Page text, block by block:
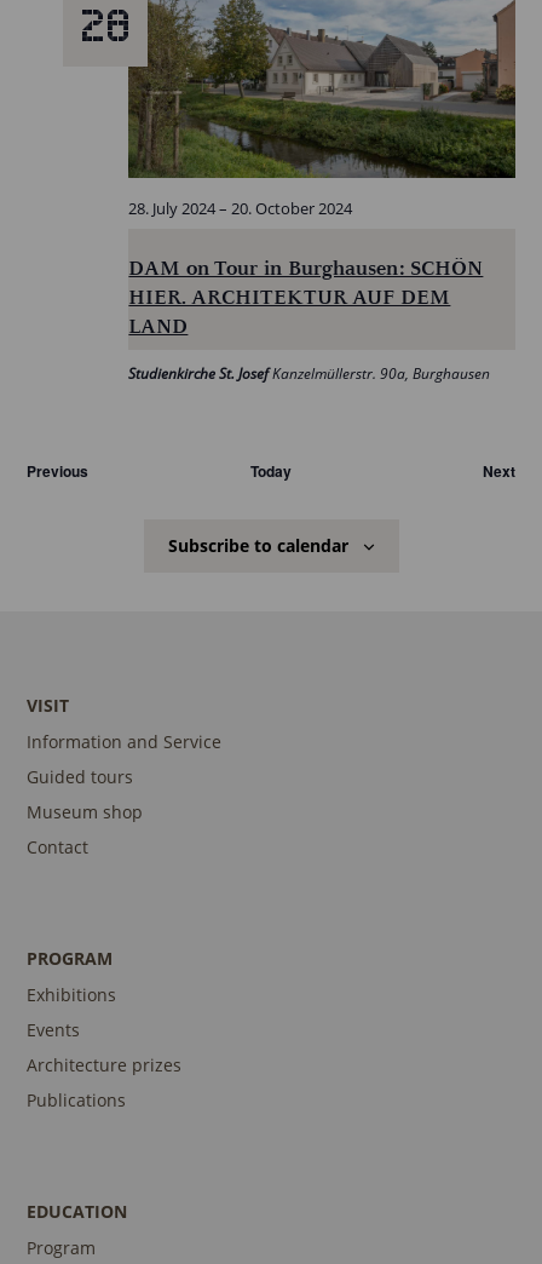
28
DAM on Tour in Burghausen: SCHÖN
HIER. ARCHITEKTUR AUF DEM
LAND
28. July 2024–20. October 2024
Studienkirche St. JosefKanzelmüllerstr. 90a, Burghausen
Previous Today Next
Subscribe to calendar
VISIT
Information and Service
Guided tours
Museum shop
Contact
PROGRAM
Exhibitions
Events
Architecture prizes
Publications
EDUCATION
Program